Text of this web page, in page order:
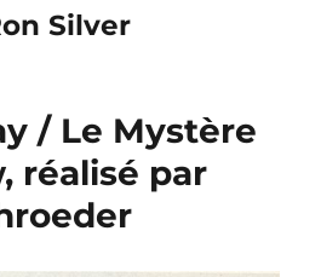
Silver
/ Le Mystère
réalisé par